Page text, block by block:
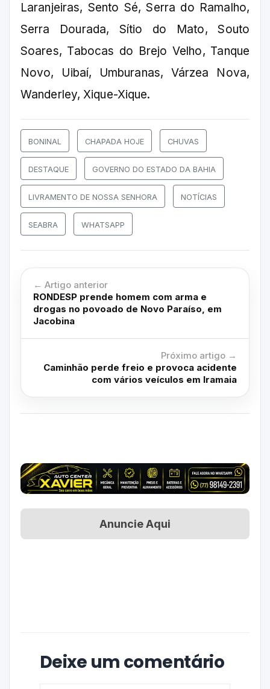
Laranjeiras, Sento Sé, Serra do Ramalho,
Serra Dourada, Sítio do Mato, Souto
Soares, Tabocas do Brejo Velho, Tanque
Novo, Uibaí, Umburanas, Várzea Nova,
Wanderley, Xique-Xique.
BONINAL CHAPADA HOJE CHUVAS
DESTAQUE GOVERNO DO ESTADO DA BAHIA
LIVRAMENTO DE NOSSA SENHORA NOTÍCIAS
SEABRA WHATSAPP
← Artigo anterior
RONDESP prende homem com arma e
drogas no povoado de Novo Paraíso, em
Jacobina
Próximo artigo →
Caminhão perde freio e provoca acidente
com vários veículos em Iramaia
Anuncie Aqui
Deixe um comentário